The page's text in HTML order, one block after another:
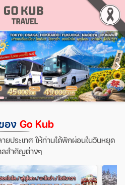
อง Go Kub
ประเทศ ให้ท่านได้พักผ่อนในวันหยุด
ลสำคัญต่างๆ